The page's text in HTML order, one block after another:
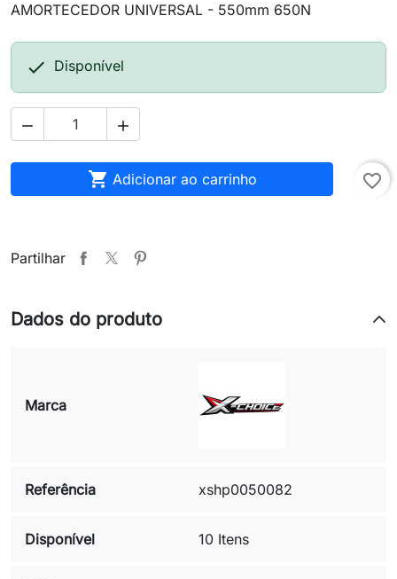
AMORTECEDOR UNIVERSAL - 550mm 650N
 Disponível
 
 Adicionar ao carrinho favorite_border
Partilhar
Dados do produto
Marca
Referência xshp0050082
Disponível 10 Itens